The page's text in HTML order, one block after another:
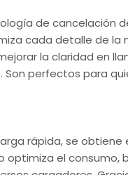
de cancelación
cada detalle de la
la claridad en
perfectos para
rápida, se obtiene
optimiza el consumo,